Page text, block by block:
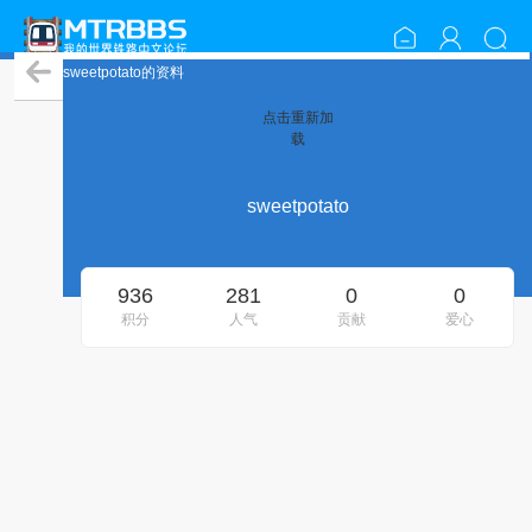
sweetpotato的资料
点击重新加
载
sweetpotato
936
积分
281
人气
0
贡献
0
爱心